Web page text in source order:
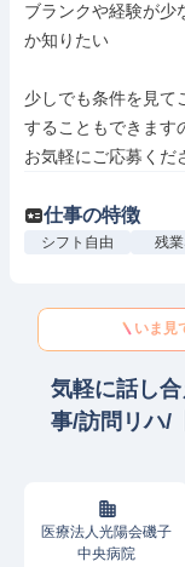
ブランクや経験が少
か知りたい
少しでも条件を見て
することもできます
お気軽にご応募くだ
仕事の特徴
シフト自由 残
いま見
気軽に話し
事/訪問リハ/
医療法人光陽会磯子
中央病院